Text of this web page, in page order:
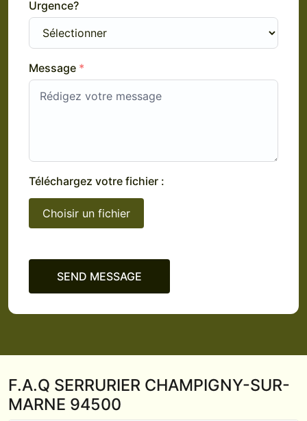
Urgence?
Message *
Téléchargez votre fichier :
Choisir un fichier
SEND MESSAGE
F.A.Q SERRURIER CHAMPIGNY-SUR-
MARNE 94500